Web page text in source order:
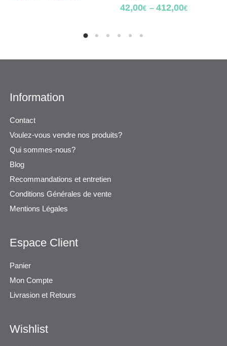
42,00€ – 412,00€
Information
Contact
Voulez-vous vendre nos produits?
Qui sommes-nous?
Blog
Recommandations et entretien
Conditions Générales de vente
Mentions Légales
Espace Client
Panier
Mon Compte
Livrasion et Retours
Wishlist